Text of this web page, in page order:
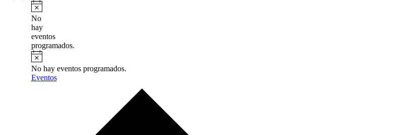
No
hay
eventos
programados.
No hay eventos programados.
Eventos